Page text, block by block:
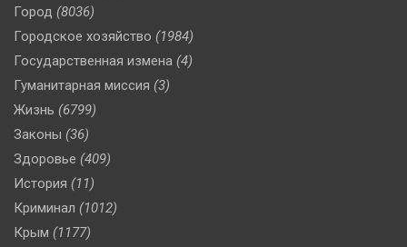
Город (8036)
Городское хозяйство (1984)
Государственная измена (4)
Гуманитарная миссия (3)
Жизнь (6799)
Законы (36)
Здоровье (409)
История (11)
Криминал (1012)
Крым (1177)